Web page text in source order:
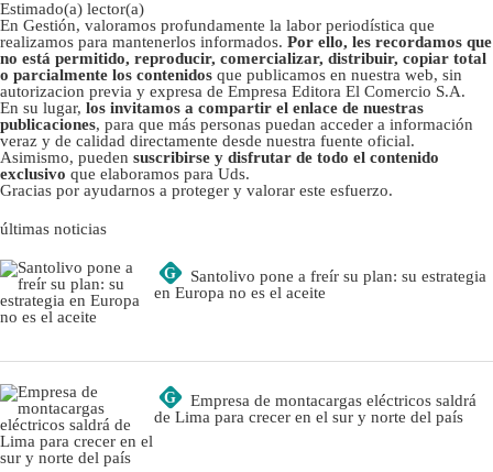
Estimado(a) lector(a)
En Gestión, valoramos profundamente la labor periodística que
realizamos para mantenerlos informados. Por ello, les recordamos que
no está permitido, reproducir, comercializar, distribuir, copiar total
o parcialmente los contenidos que publicamos en nuestra web, sin
autorizacion previa y expresa de Empresa Editora El Comercio S.A.
En su lugar, los invitamos a compartir el enlace de nuestras
publicaciones, para que más personas puedan acceder a información
veraz y de calidad directamente desde nuestra fuente oficial.
Asimismo, pueden suscribirse y disfrutar de todo el contenido
exclusivo que elaboramos para Uds.
Gracias por ayudarnos a proteger y valorar este esfuerzo.
últimas noticias
G
Santolivo pone a freír su plan: su estrategia
en Europa no es el aceite
G
Empresa de montacargas eléctricos saldrá
de Lima para crecer en el sur y norte del país